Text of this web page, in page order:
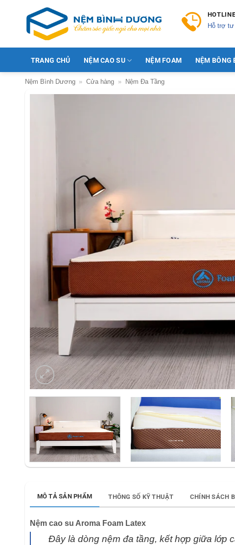
Hỗ trợ
TRANG CHỦ NỆM CAO SU NỆM FOAM NỆM BÔNG
Nệm Bình Dương » Cửa hàng » Nệm Đa Tầng
MÔ TẢ SẢN PHẨM THÔNG SỐ KỸ THUẬT CHÍNH SÁCH
Nệm cao su Aroma Foam Latex
Đây là dòng nệm đa tầng, kết hợp giữa lớp